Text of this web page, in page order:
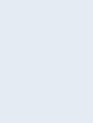
점에서 흘러간 선(先
하기 위해 최선을 다
억달러를 넘어섰다.
변기기(SSD)는
IT 품목도 ▲석유제